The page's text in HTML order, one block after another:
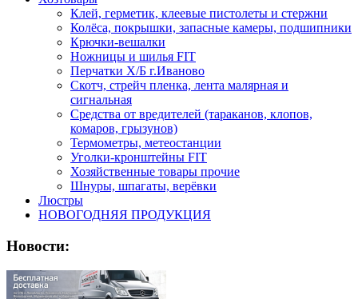
Клей, герметик, клеевые пистолеты и стержни
Колёса, покрышки, запасные камеры, подшипники
Крючки-вешалки
Ножницы и шилья FIT
Перчатки Х/Б г.Иваново
Скотч, стрейч пленка, лента малярная и
сигнальная
Средства от вредителей (тараканов, клопов,
комаров, грызунов)
Термометры, метеостанции
Уголки-кронштейны FIT
Хозяйственные товары прочие
Шнуры, шпагаты, верёвки
Люстры
НОВОГОДНЯЯ ПРОДУКЦИЯ
Новости: